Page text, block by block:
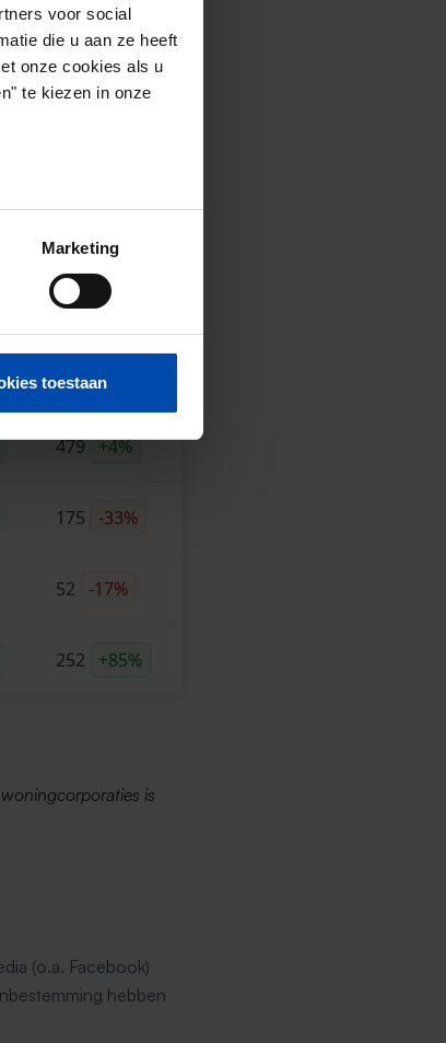
voor social
die u aan ze heeft
onze cookies als u
te kiezen in onze
Marketing
toestaan
gecorrigeerd.
Aanbod*
479 +4%
175 -33%
52 -17%
252 +85%
is
(o.a. Facebook)
hebben